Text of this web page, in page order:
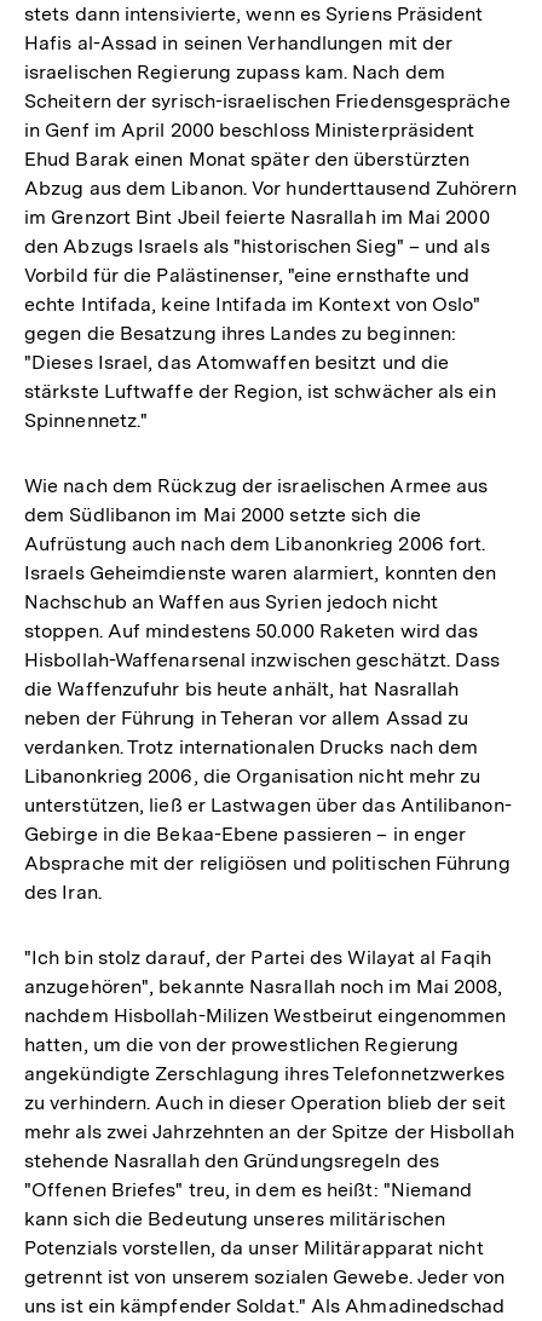
stets dann intensivierte, wenn es Syriens Präsident
Hafis al-Assad in seinen Verhandlungen mit der
israelischen Regierung zupass kam. Nach dem
Scheitern der syrisch-israelischen Friedensgespräche
in Genf im April 2000 beschloss Ministerpräsident
Ehud Barak einen Monat später den überstürzten
Abzug aus dem Libanon. Vor hunderttausend Zuhörern
im Grenzort Bint Jbeil feierte Nasrallah im Mai 2000
den Abzugs Israels als "historischen Sieg" – und als
Vorbild für die Palästinenser, "eine ernsthafte und
echte Intifada, keine Intifada im Kontext von Oslo"
gegen die Besatzung ihres Landes zu beginnen:
"Dieses Israel, das Atomwaffen besitzt und die
stärkste Luftwaffe der Region, ist schwächer als ein
Spinnennetz."
Wie nach dem Rückzug der israelischen Armee aus
dem Südlibanon im Mai 2000 setzte sich die
Aufrüstung auch nach dem Libanonkrieg 2006 fort.
Israels Geheimdienste waren alarmiert, konnten den
Nachschub an Waffen aus Syrien jedoch nicht
stoppen. Auf mindestens 50.000 Raketen wird das
Hisbollah-Waffenarsenal inzwischen geschätzt. Dass
die Waffenzufuhr bis heute anhält, hat Nasrallah
neben der Führung in Teheran vor allem Assad zu
verdanken. Trotz internationalen Drucks nach dem
Libanonkrieg 2006, die Organisation nicht mehr zu
unterstützen, ließ er Lastwagen über das Antilibanon-
Gebirge in die Bekaa-Ebene passieren – in enger
Absprache mit der religiösen und politischen Führung
des Iran.
"Ich bin stolz darauf, der Partei des Wilayat al Faqih
anzugehören", bekannte Nasrallah noch im Mai 2008,
nachdem Hisbollah-Milizen Westbeirut eingenommen
hatten, um die von der prowestlichen Regierung
angekündigte Zerschlagung ihres Telefonnetzwerkes
zu verhindern. Auch in dieser Operation blieb der seit
mehr als zwei Jahrzehnten an der Spitze der Hisbollah
stehende Nasrallah den Gründungsregeln des
"Offenen Briefes" treu, in dem es heißt: "Niemand
kann sich die Bedeutung unseres militärischen
Potenzials vorstellen, da unser Militärapparat nicht
getrennt ist von unserem sozialen Gewebe. Jeder von
uns ist ein kämpfender Soldat." Als Ahmadinedschad